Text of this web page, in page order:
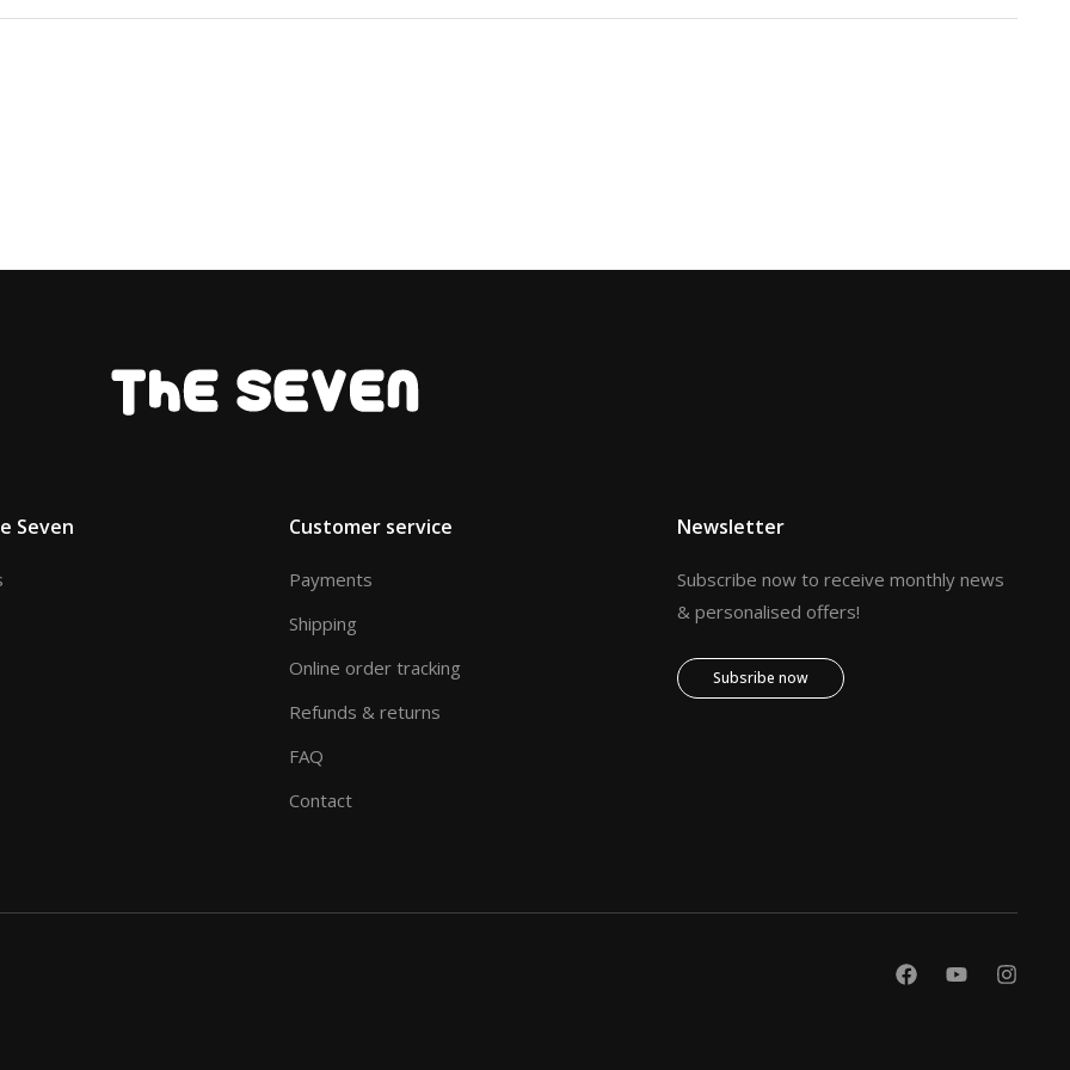
Seven Customer service
Payments
Shipping
Online order tracking
Refunds & returns
FAQ
Contact
Newsletter
Subscribe now to receive monthly news
& personalised offers!
Subsribe now